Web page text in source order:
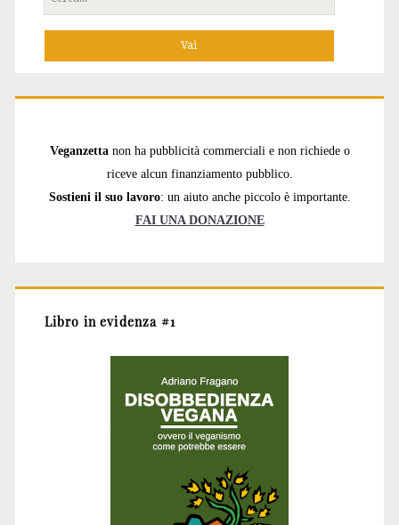
per:
Veganzetta non ha pubblicità commerciali e non richiede o
riceve alcun finanziamento pubblico.
Sostieni il suo lavoro: un aiuto anche piccolo è importante.
FAI UNA DONAZIONE
Libro in evidenza #1